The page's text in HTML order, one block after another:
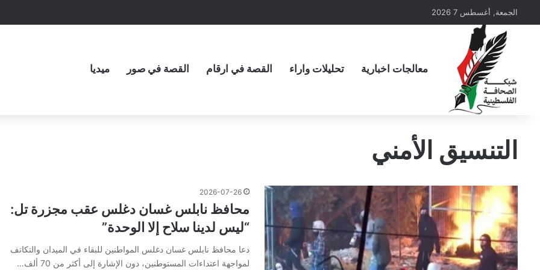
الجمعة, أغسطس 7 2026
معالجات اخبارية تحليلات واراء القصة في ارقام القصة في صور ميديا
التنسيق الأمني
2026-07-26
محافظ نابلس غسان دغلس عقب مجزرة تل:
“ليس لدينا سلاح إلا الوحدة”
دعا محافظ نابلس غسان دغلس المواطنين للبقاء في الميدان والتكاتف
لمواجهة اعتداءات المستوطنين، دون الإشارة إلى أكثر من 70 ألف…